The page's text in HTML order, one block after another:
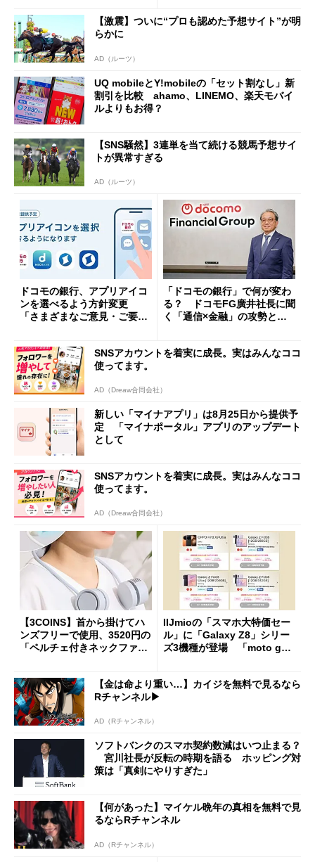
【激震】ついに“プロも認めた予想サイト”が明
らかに
AD（ルーツ）
UQ mobileとY!mobileの「セット割なし」新
割引を比較 ahamo、LINEMO、楽天モバイ
ルよりもお得？
【SNS騒然】3連単を当て続ける競馬予想サイ
トが異常すぎる
AD（ルーツ）
ドコモの銀行、アプリアイコ
ンを選べるよう方針変更
「さまざまなご意見・ご要望
「ドコモの銀行」で何が変わ
る？ ドコモFG廣井社長に聞
く「通信×金融」の攻勢とグ
SNSアカウントを着実に成長。実はみんなココ
使ってます。
AD（Dreaw合同会社）
新しい「マイナアプリ」は8月25日から提供予
定 「マイナポータル」アプリのアップデート
として
SNSアカウントを着実に成長。実はみんなココ
使ってます。
AD（Dreaw合同会社）
【3COINS】首から掛けてハ
ンズフリーで使用、3520円の
「ペルチェ付きネックファ
IIJmioの「スマホ大特価セー
ル」に「Galaxy Z8」シリー
ズ3機種が登場 「moto g37
【金は命より重い…】カイジを無料で見るなら
Rチャンネル▶︎
AD（Rチャンネル）
ソフトバンクのスマホ契約数減はいつ止まる？
宮川社長が反転の時期を語る ホッピング対
策は「真剣にやりすぎた」
【何があった】マイケル晩年の真相を無料で見
るならRチャンネル
AD（Rチャンネル）